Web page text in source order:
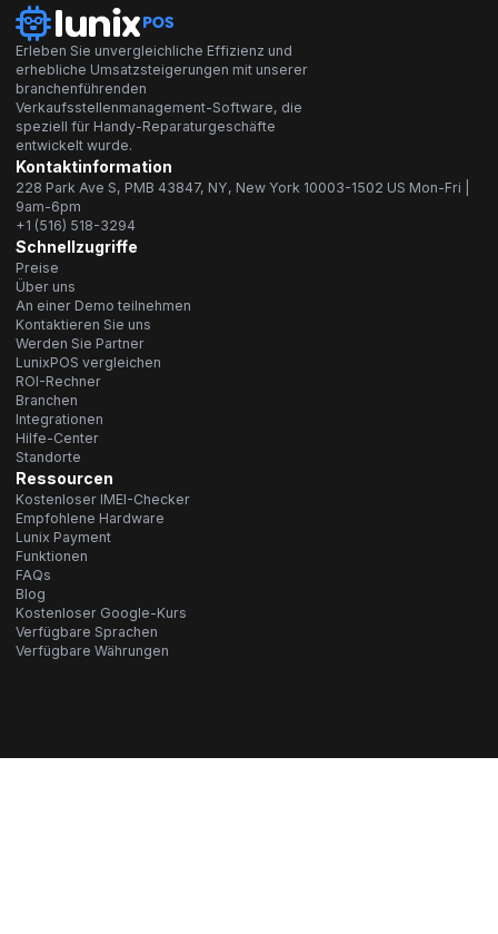
Erleben Sie unvergleichliche Effizienz und
erhebliche Umsatzsteigerungen mit unserer
branchenführenden
Verkaufsstellenmanagement-Software, die
speziell für Handy-Reparaturgeschäfte
entwickelt wurde.
Kontaktinformation
228 Park Ave S, PMB 43847, NY, New York 10003-1502 US Mon-Fri |
9am-6pm
+1 (516) 518-3294
Schnellzugriffe
Preise
Über uns
An einer Demo teilnehmen
Kontaktieren Sie uns
Werden Sie Partner
LunixPOS vergleichen
ROI-Rechner
Branchen
Integrationen
Hilfe-Center
Standorte
Ressourcen
Kostenloser IMEI-Checker
Empfohlene Hardware
Lunix Payment
Funktionen
FAQs
Blog
Kostenloser Google-Kurs
Verfügbare Sprachen
Verfügbare Währungen